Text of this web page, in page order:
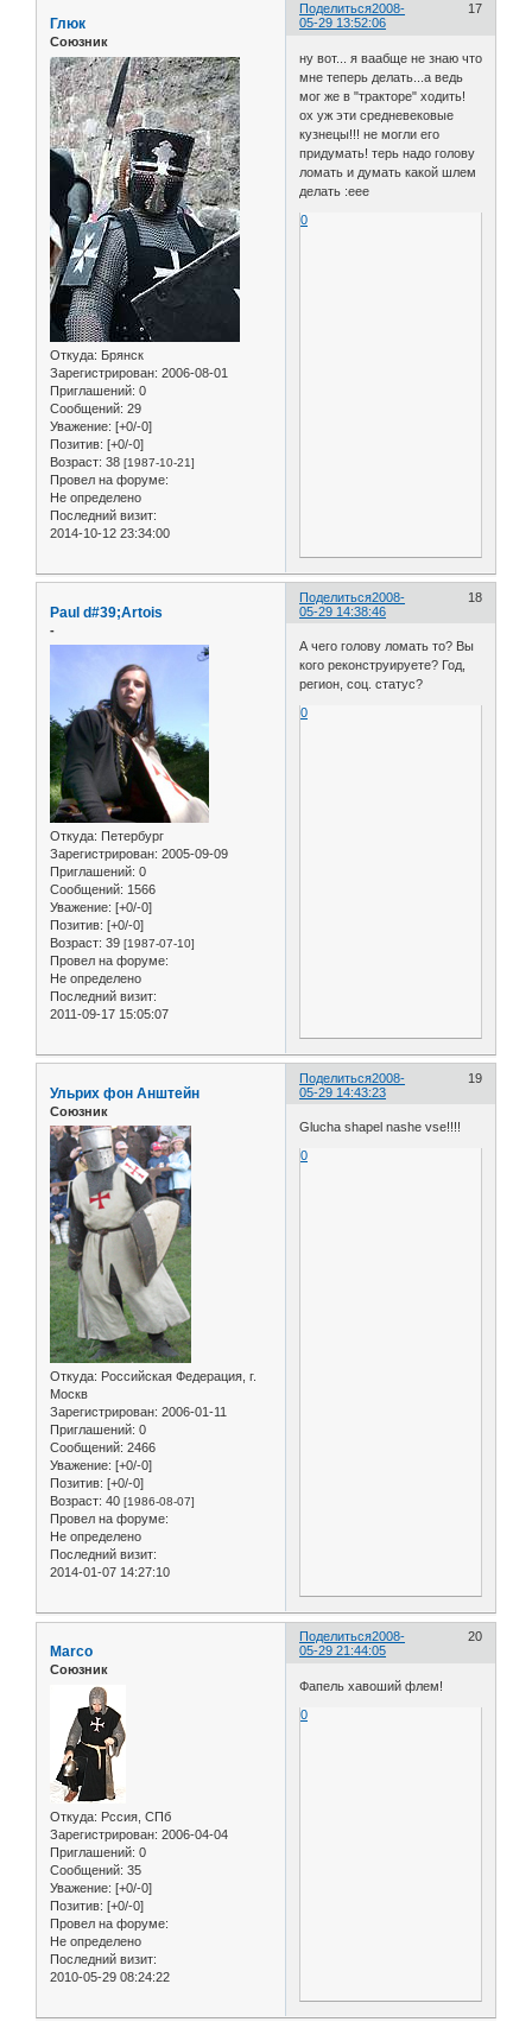
Поделиться 17
2008-
05-29 13:52:06
Глюк
Союзник
Откуда: Брянск
Зарегистрирован: 2006-08-01
Приглашений: 0
Сообщений: 29
Уважение: [+0/-0]
Позитив: [+0/-0]
Возраст: 38 [1987-10-21]
Провел на форуме:
Не определено
Последний визит:
2014-10-12 23:34:00
ну вот... я ваабще не знаю что
мне теперь делать...а ведь
мог же в "тракторе" ходить!
ох уж эти средневековые
кузнецы!!! не могли его
придумать! терь надо голову
ломать и думать какой шлем
делать :eee
0
Поделиться 18
2008-
05-29 14:38:46
Paul d#39;Artois
-
Откуда: Петербург
Зарегистрирован: 2005-09-09
Приглашений: 0
Сообщений: 1566
Уважение: [+0/-0]
Позитив: [+0/-0]
Возраст: 39 [1987-07-10]
Провел на форуме:
Не определено
Последний визит:
2011-09-17 15:05:07
А чего голову ломать то? Вы
кого реконструируете? Год,
регион, соц. статус?
0
Поделиться 19
2008-
05-29 14:43:23
Ульрих фон Анштейн
Союзник
Откуда: Российская Федерация, г.
Москв
Зарегистрирован: 2006-01-11
Приглашений: 0
Сообщений: 2466
Уважение: [+0/-0]
Позитив: [+0/-0]
Возраст: 40 [1986-08-07]
Провел на форуме:
Не определено
Последний визит:
2014-01-07 14:27:10
Glucha shapel nashe vse!!!!
0
Поделиться 20
2008-
05-29 21:44:05
Marco
Союзник
Откуда: Рссия, СПб
Зарегистрирован: 2006-04-04
Приглашений: 0
Сообщений: 35
Уважение: [+0/-0]
Позитив: [+0/-0]
Провел на форуме:
Не определено
Последний визит:
2010-05-29 08:24:22
Фапель хавоший флем!
0